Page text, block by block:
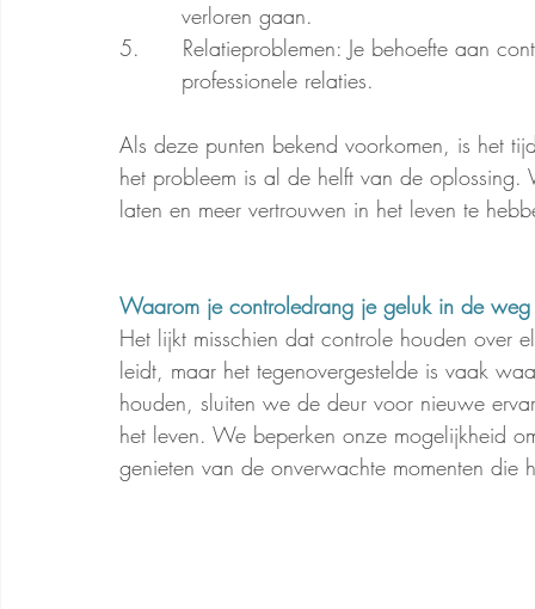
	  verloren gaan.
5.      Relatieproblemen: Je behoefte aan
	  professionele relaties.
Als deze punten bekend voorkomen, is het
het probleem is al de helft van de
laten en meer vertrouwen in het leven te
Waarom je controledrang je geluk in de weg
Het lijkt misschien dat controle houden over
leidt, maar het tegenovergestelde is vaak
houden, sluiten we de deur voor nieuwe
het leven. We beperken onze mogelijkheid
genieten van de onverwachte momenten die